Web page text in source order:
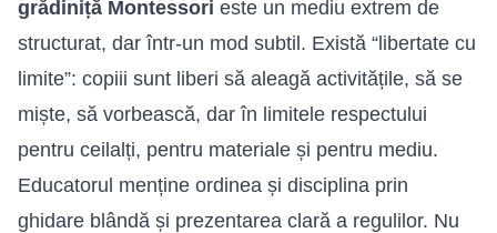
grădiniță Montessori este un mediu extrem de
structurat, dar într-un mod subtil. Există “libertate cu
limite”: copiii sunt liberi să aleagă activitățile, să se
miște, să vorbească, dar în limitele respectului
pentru ceilalți, pentru materiale și pentru mediu.
Educatorul menține ordinea și disciplina prin
ghidare blândă și prezentarea clară a regulilor. Nu